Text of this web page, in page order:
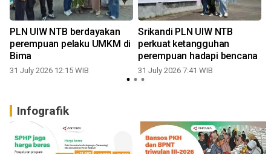
PLN UIW NTB berdayakan
perempuan pelaku UMKM di
Bima
31 July 2026 12:15 WIB
Srikandi PLN UIW NTB
perkuat ketangguhan
perempuan hadapi bencana
31 July 2026 7:41 WIB
Infografik